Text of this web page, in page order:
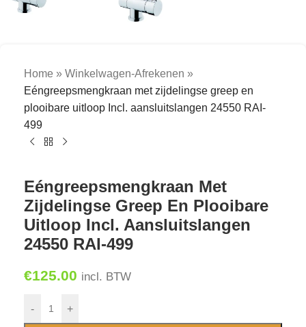
Home » Winkelwagen-Afrekenen »
Eéngreepsmengkraan met zijdelingse greep en
plooibare uitloop Incl. aansluitslangen 24550 RAI-
499
Eéngreepsmengkraan Met
Zijdelingse Greep En Plooibare
Uitloop Incl. Aansluitslangen
24550 RAI-499
€125.00 incl. BTW
- +